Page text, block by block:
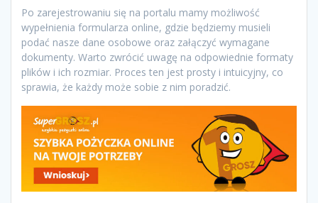
Po zarejestrowaniu się na portalu mamy możliwość
wypełnienia formularza online, gdzie będziemy musieli
podać nasze dane osobowe oraz załączyć wymagane
dokumenty. Warto zwrócić uwagę na odpowiednie formaty
plików i ich rozmiar. Proces ten jest prosty i intuicyjny, co
sprawia, że każdy może sobie z nim poradzić.